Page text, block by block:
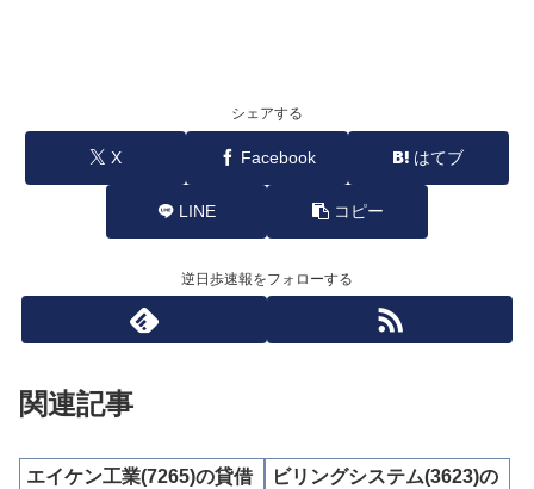
シェアする
X Facebook はてブ
LINE コピー
逆日歩速報をフォローする
関連記事
エイケン工業(7265)の貸借
ビリングシステム(3623)の